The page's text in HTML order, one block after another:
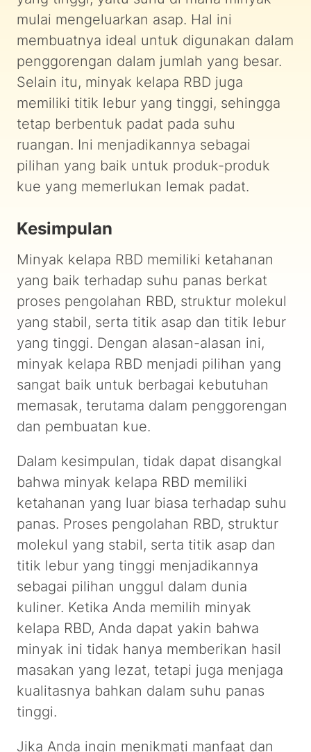
mulai mengeluarkan asap. Hal ini
membuatnya ideal untuk digunakan dalam
penggorengan dalam jumlah yang besar.
Selain itu, minyak kelapa RBD juga
memiliki titik lebur yang tinggi, sehingga
tetap berbentuk padat pada suhu
ruangan. Ini menjadikannya sebagai
pilihan yang baik untuk produk-produk
kue yang memerlukan lemak padat.
Kesimpulan
Minyak kelapa RBD memiliki ketahanan
yang baik terhadap suhu panas berkat
proses pengolahan RBD, struktur molekul
yang stabil, serta titik asap dan titik lebur
yang tinggi. Dengan alasan-alasan ini,
minyak kelapa RBD menjadi pilihan yang
sangat baik untuk berbagai kebutuhan
memasak, terutama dalam penggorengan
dan pembuatan kue.
Dalam kesimpulan, tidak dapat disangkal
bahwa minyak kelapa RBD memiliki
ketahanan yang luar biasa terhadap suhu
panas. Proses pengolahan RBD, struktur
molekul yang stabil, serta titik asap dan
titik lebur yang tinggi menjadikannya
sebagai pilihan unggul dalam dunia
kuliner. Ketika Anda memilih minyak
kelapa RBD, Anda dapat yakin bahwa
minyak ini tidak hanya memberikan hasil
masakan yang lezat, tetapi juga menjaga
kualitasnya bahkan dalam suhu panas
tinggi.
Jika Anda ingin menikmati manfaat dan